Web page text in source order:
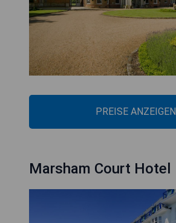
PREISE ANZEIGEN
Marsham Court Hotel